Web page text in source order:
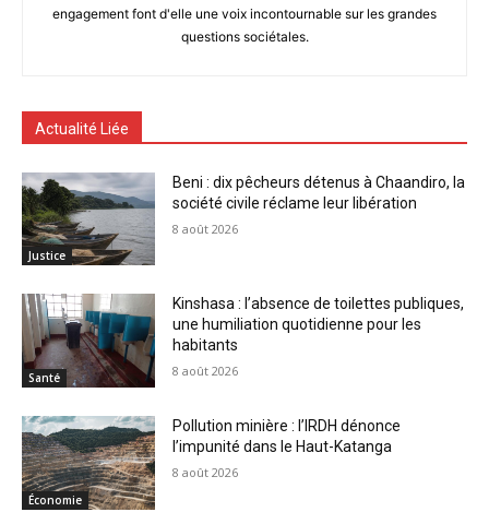
engagement font d'elle une voix incontournable sur les grandes
questions sociétales.
Actualité Liée
Justice
Beni : dix pêcheurs détenus à Chaandiro, la
société civile réclame leur libération
8 août 2026
Santé
Kinshasa : l’absence de toilettes publiques,
une humiliation quotidienne pour les
habitants
8 août 2026
Économie
Pollution minière : l’IRDH dénonce
l’impunité dans le Haut-Katanga
8 août 2026